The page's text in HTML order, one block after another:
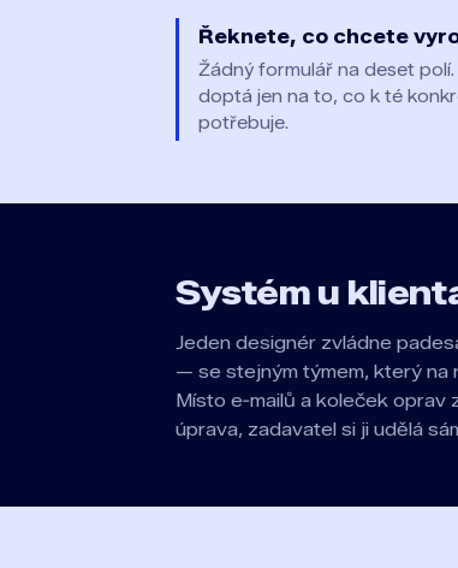
Řeknete, co chcete
Žádný formulář na deset
doptá jen na to, co k té
potřebuje.
Systém u
Jeden designér zvládne
— se stejným týmem, který na
Místo e‑mailů a koleček
úprava, zadavatel si ji udělá